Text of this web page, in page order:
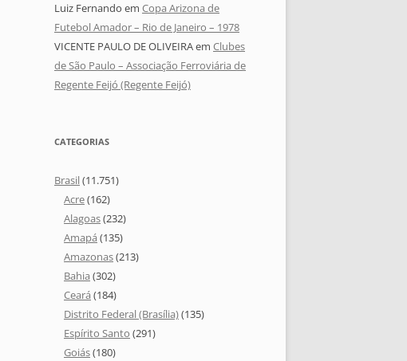
Luiz Fernando em Copa Arizona de
Futebol Amador – Rio de Janeiro – 1978
VICENTE PAULO DE OLIVEIRAem Clubes
de São Paulo – Associação Ferroviária de
Regente Feijó (Regente Feijó)
CATEGORIAS
Brasil(11.751)
Acre(162)
Alagoas(232)
Amapá (135)
Amazonas(213)
Bahia (302)
Ceará (184)
Distrito Federal (Brasília)(135)
Espírito Santo (291)
Goiás(180)